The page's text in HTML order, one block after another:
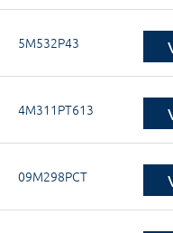
5M532P43
4M311PT613
09M298PCT